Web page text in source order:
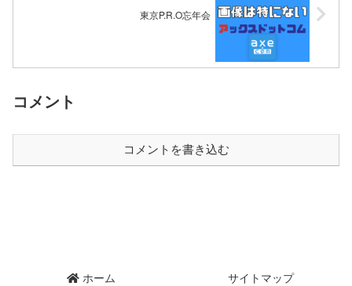
東京P.R.O忘年会
コメント
コメントを書き込む
ホーム
サイトマップ